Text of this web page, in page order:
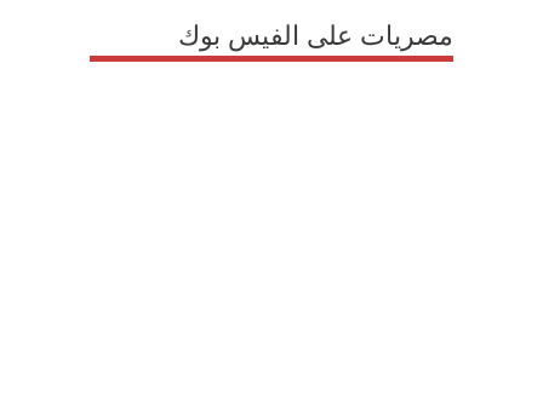
مصريات على الفيس بوك